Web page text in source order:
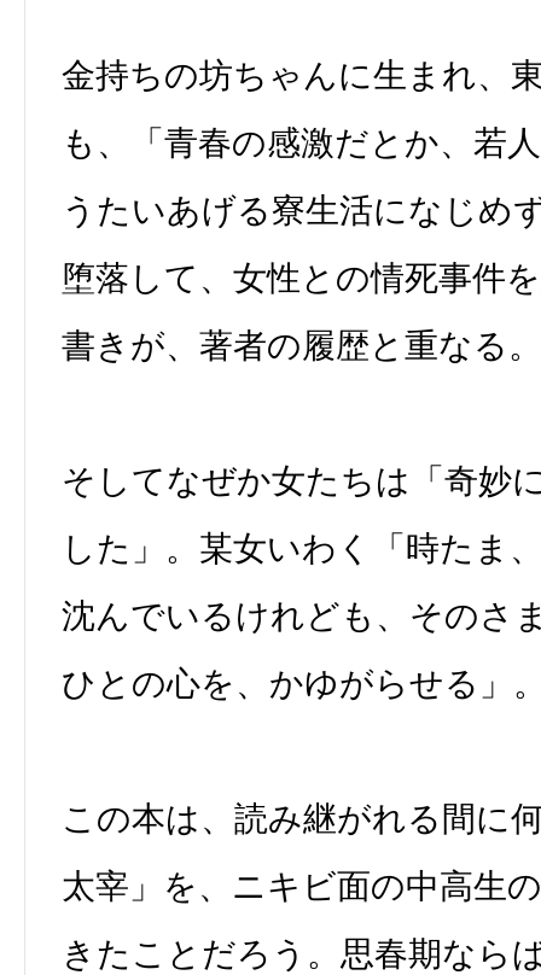
金持ちの坊ちゃんに生まれ、
も、「青春の感激だとか、若
うたいあげる寮生活になじめ
堕落して、女性との情死事件
書きが、著者の履歴と重なる。
そしてなぜか女たちは「奇妙
した」。某女いわく「時たま
沈んでいるけれども、そのさ
ひとの心を、かゆがらせる」
この本は、読み継がれる間に
太宰」を、ニキビ面の中高生
きたことだろう。思春期なら